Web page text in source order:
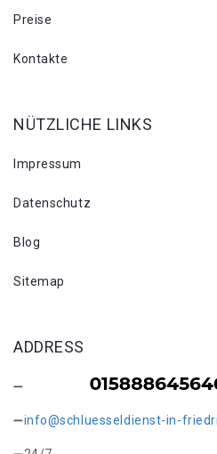
Preise
Kontakte
NÜTZLICHE LINKS
Impressum
Datenschutz
Blog
Sitemap
ADDRESS
info@schluesseldienst-in-